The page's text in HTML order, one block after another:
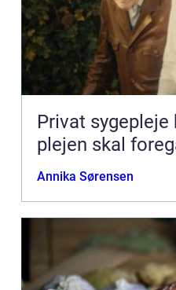
Privat sygepleje
plejen skal
Annika Sørensen